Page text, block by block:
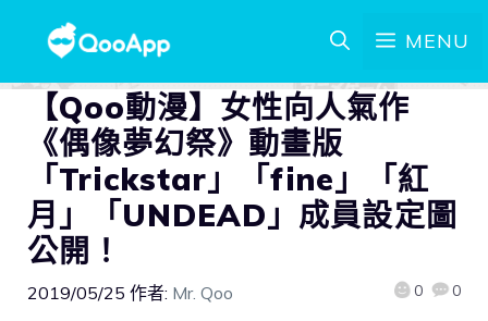
MENU
【Qoo動漫】女性向人氣作
《偶像夢幻祭》動畫版
「Trickstar」「fine」「紅
月」「UNDEAD」成員設定圖
公開！
2019/05/25 作者: Mr. Qoo 0 0